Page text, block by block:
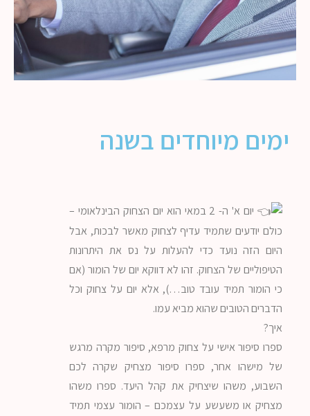
ימים מיוחדים בשנה
יום א' ה- 2 במאי הוא יום הצחוק הבינלאומי –
כולם יודעים שתמיד עדיף לצחוק מאשר לבכות, אבל
היום הזה נועד כדי להעלות על נס את היתרונות
הטיפוליים של הצחוק. זהו לא דווקא יום של הומור (אם
כי הומור תמיד עובד טוב…), אלא יום על צחוק וכל
הדברים הטובים שהוא מביא עמו.
איך?
ספרו סיפור אישי על צחוק מרפא, סיפור מקרה מרגש
של מישהו אחר, ספרו סיפור מצחיק שקרה לכם
השבוע, משהו שיצחיק את קהל היעד. ספרו משהו
מצחיק או משעשע על עצמכם – הומור עצמי תמיד